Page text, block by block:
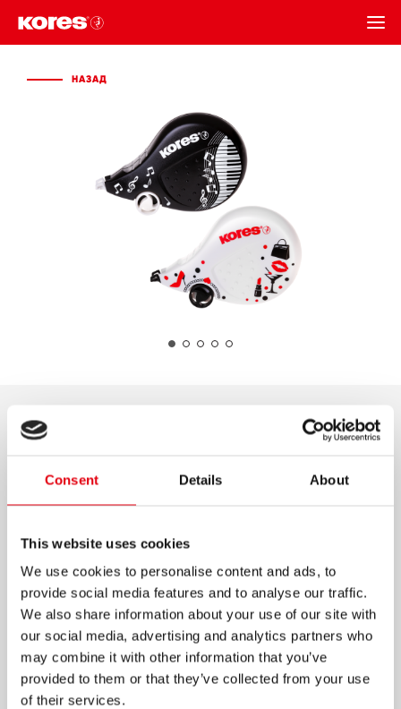
Consent Details About
This website uses cookies
We use cookies to personalise content and ads, to
provide social media features and to analyse our traffic.
We also share information about your use of our site with
our social media, advertising and analytics partners who
may combine it with other information that you’ve
provided to them or that they’ve collected from your use
of their services.
НАЗАД
КОРРЕКТИРУЮЩИЙ
И БЕЛЫЙ
текста сухим способом
Направляющие колесики обеспечивают
ровную и точную корректировку
Доступен в двух стильных дизайнах: черный и
белый
Удобная эргономичная форма корпуса